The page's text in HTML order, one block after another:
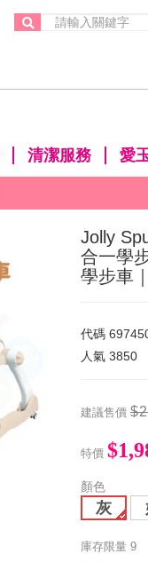
清潔服務 愛
Jolly
合一學
學步車
代碼
人氣 3850
建議售價
特價
顏色
灰
庫存限量 9